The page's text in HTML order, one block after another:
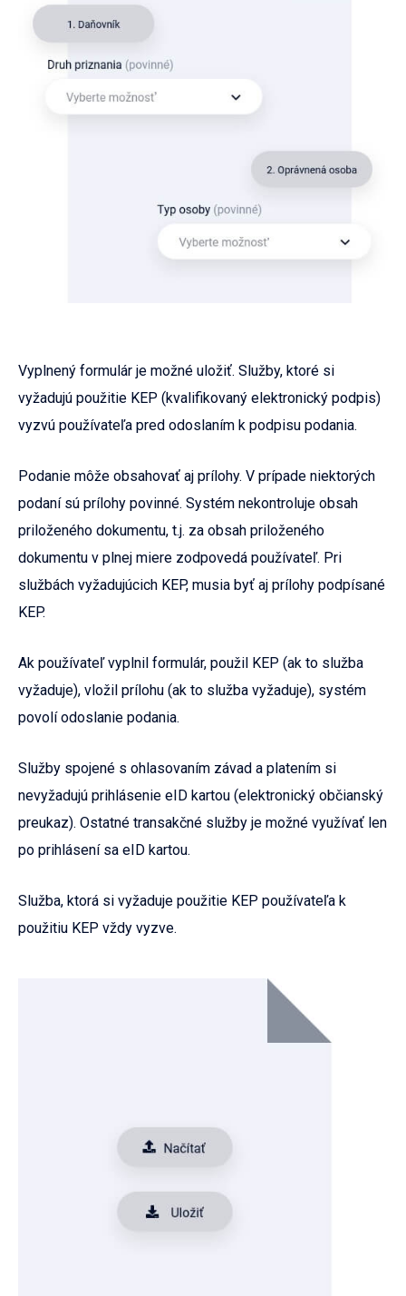
Vyplnený formulár je možné uložiť. Služby, ktoré si
vyžadujú použitie KEP (kvalifikovaný elektronický podpis)
vyzvú používateľa pred odoslaním k podpisu podania.
Podanie môže obsahovať aj prílohy. V prípade niektorých
podaní sú prílohy povinné. Systém nekontroluje obsah
priloženého dokumentu, t.j. za obsah priloženého
dokumentu v plnej miere zodpovedá používateľ. Pri
službách vyžadujúcich KEP, musia byť aj prílohy podpísané
KEP.
Ak používateľ vyplnil formulár, použil KEP (ak to služba
vyžaduje), vložil prílohu (ak to služba vyžaduje), systém
povolí odoslanie podania.
Služby spojené s ohlasovaním závad a platením si
nevyžadujú prihlásenie eID kartou (elektronický občianský
preukaz). Ostatné transakčné služby je možné využívať len
po prihlásení sa eID kartou.
Služba, ktorá si vyžaduje použitie KEP používateľa k
použitiu KEP vždy vyzve.